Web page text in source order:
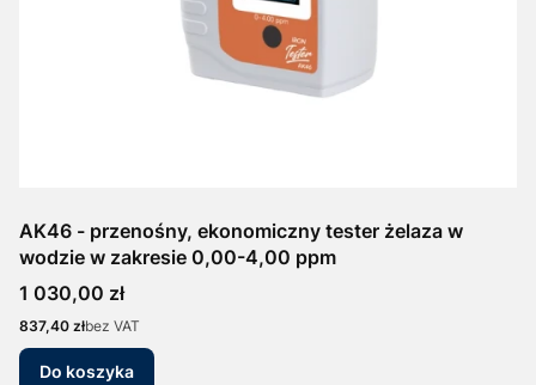
AK46 - przenośny, ekonomiczny tester żelaza w
wodzie w zakresie 0,00-4,00 ppm
Cena
1 030,00 zł
Cena
837,40 złbez VAT
Do koszyka